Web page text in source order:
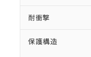
耐衝撃
保護構造